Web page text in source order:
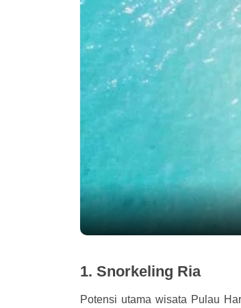
1. Snorkeling Ria
Potensi utama wisata Pulau